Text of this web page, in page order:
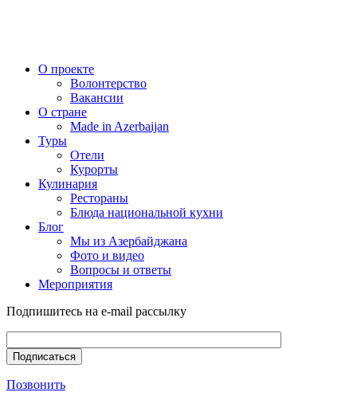
О проекте
Волонтерство
Вакансии
О стране
Made in Azerbaijan
Туры
Отели
Курорты
Кулинария
Рестораны
Блюда национальной кухни
Блог
Мы из Азербайджана
Фото и видео
Вопросы и ответы
Мероприятия
Подпишитесь на e-mail рассылку
Позвонить